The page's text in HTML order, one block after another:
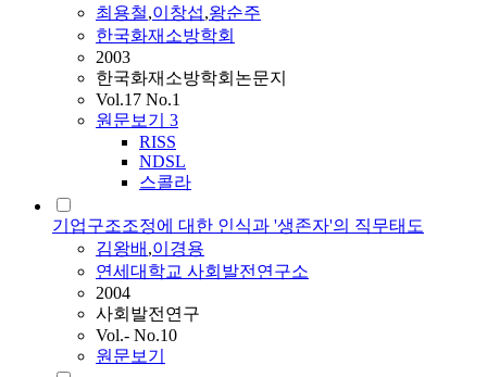
최용철,이창섭,왕순주
한국화재소방학회
2003
한국화재소방학회논문지
Vol.17 No.1
원문보기 3
RISS
NDSL
스콜라
기업구조조정에 대한 인식과 '생존자'의 직무태도
김왕배 ,이경용
연세대학교 사회발전연구소
2004
사회발전연구
Vol.- No.10
원문보기